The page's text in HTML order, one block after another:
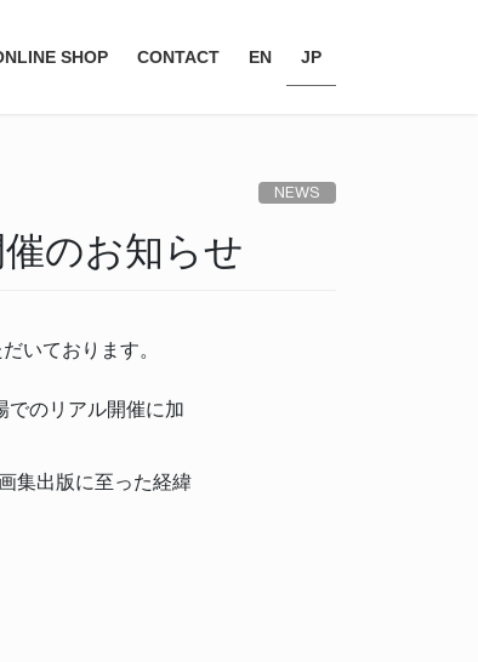
SHOP CONTACT EN JP
NEWS
のお知らせ
いております。
でのリアル開催に加
集出版に至った経緯